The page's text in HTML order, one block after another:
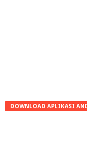
DOWNLOAD APLIKASI